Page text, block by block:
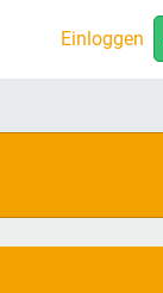
Einloggen